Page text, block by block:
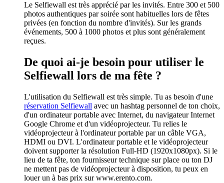
Le Selfiewall est très apprécié par les invités. Entre 300 et 500
photos authentiques par soirée sont habituelles lors de fêtes
privées (en fonction du nombre d'invités). Sur les grands
événements, 500 à 1000 photos et plus sont généralement
reçues.
De quoi ai-je besoin pour utiliser le
Selfiewall lors de ma fête ?
L'utilisation du Selfiewall est très simple. Tu as besoin d'une
réservation Selfiewall avec un hashtag personnel de ton choix,
d'un ordinateur portable avec Internet, du navigateur Internet
Google Chrome et d'un vidéoprojecteur. Tu relies le
vidéoprojecteur à l'ordinateur portable par un câble VGA,
HDMI ou DVI. L'ordinateur portable et le vidéoprojecteur
doivent supporter la résolution Full-HD (1920x1080px). Si le
lieu de ta fête, ton fournisseur technique sur place ou ton DJ
ne mettent pas de vidéoprojecteur à disposition, tu peux en
louer un à bas prix sur www.erento.com.